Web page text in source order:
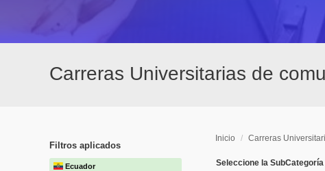
Carreras Universitarias de
Filtros aplicados
Ecuador
Inicio / Carreras
Seleccione la